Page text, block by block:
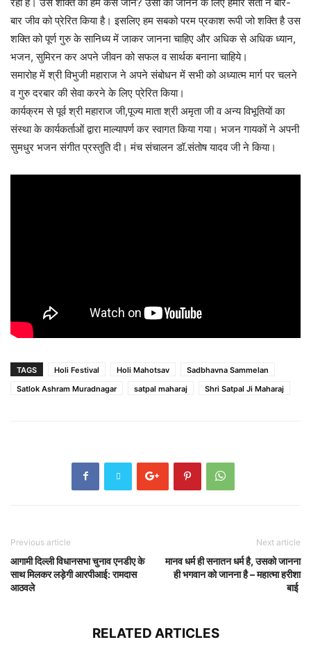
रही है। उस शक्ति को हम कैसे जाने? उसी को जानने के लिए हमारे संतों ने बार-
बार जीव को प्रेरित किया है। इसलिए हम सबको परम प्रकाश रूपी जो शक्ति है उस
शक्ति को पूर्ण गुरु के सानिध्य में जाकर जानना चाहिए और अधिक से अधिक ध्यान,
भजन, सुमिरन कर अपने जीवन को सफल व सार्थक बनाना चाहिये।
समारोह में श्री विभुजी महाराज ने अपने संबोधन में सभी को अध्यात्म मार्ग पर चलने
व गुरु दरबार की सेवा करने के लिए प्रेरित किया।
कार्यक्रम से पूर्व श्री महाराज जी,पूज्य माता श्री अमृता जी व अन्य विभूतियों का
संस्था के कार्यकर्ताओं द्वारा माल्यापर्ण कर स्वागत किया गया। भजन गायकों ने अपनी
सुमधुर भजन संगीत प्रस्तुति दी। मंच संचालन डॉ.संतोष यादव जी ने किया।
TAGS Holi Festival Holi Mahotsav
Sadbhavna Sammelan
Satlok Ashram Muradnagar
satpal maharaj Shri Satpal Ji Maharaj
Previous article
आगामी दिल्ली विधानसभा चुनाव एनडीए के
साथ मिलकर लड़ेगी आरपीआई: रामदास
आठवले
Next article
मानव धर्म ही सनातन धर्म है, उसको जानना
ही भगवान को जानना है – महात्मा हरीशा
बाई
RELATED ARTICLES